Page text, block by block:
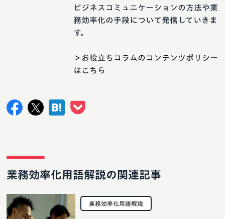
ビジネスコミュニケーションの方法や業
務効率化の手段について発信していきま
す。
＞お役立ちコラムのコンテンツポリシー
はこちら
業務効率化用語解説の関連記事
業務効率化用語解説